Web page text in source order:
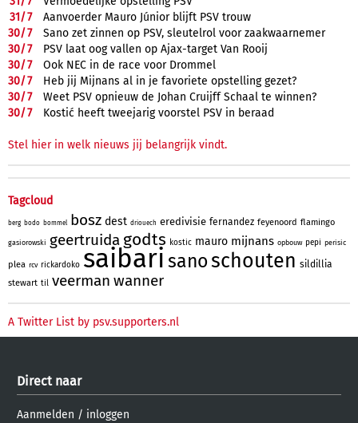
31/7
Aanvoerder Mauro Júnior blijft PSV trouw
30/7
Sano zet zinnen op PSV, sleutelrol voor zaakwaarnemer
30/7
PSV laat oog vallen op Ajax-target Van Rooij
30/7
Ook NEC in de race voor Drommel
30/7
Heb jij Mijnans al in je favoriete opstelling gezet?
30/7
Weet PSV opnieuw de Johan Cruijff Schaal te winnen?
30/7 Kostić heeft tweejarig voorstel PSV in beraad
Stel hier in welk nieuws jij belangrijk vindt.
Tagcloud
berg bodo bommel bosz dest driouech eredivisie fernandez feyenoord flamingo
gasiorowski geertruida godts kostic mauro mijnans opbouw pepi perisic
plea rcv rickardoko saibari sanoschouten sildillia
stewart til veerman wanner
A Twitter List by psv.supporters.nl
Direct naar
Aanmelden / inloggen